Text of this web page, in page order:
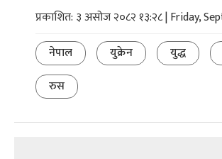
प्रकाशित: ३ असोज २०८२ १३:२८ | Friday,
नेपाल
युक्रेन युद्ध
रुस